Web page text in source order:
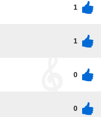
1
1
0
0